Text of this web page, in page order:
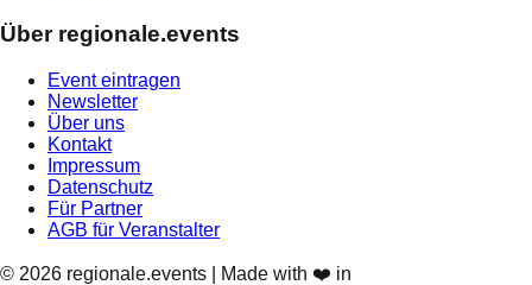
Über regionale.events
Event eintragen
Newsletter
Über uns
Kontakt
Impressum
Datenschutz
Für Partner
AGB für Veranstalter
© 2026 regionale.events | Made with ❤️ in